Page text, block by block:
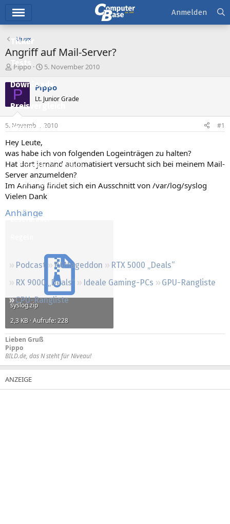
Ticker
Tests
Downloads
Preisvergleich
Forum
Aktuelles
Empfohlene Inhalte
Neue Beiträge
Neueste Aktivitäten
Leserartikel
Podcast RAMageddon
RTX 5000 „Deals“
RX 9000 „Deals“
Ideale Gaming-PCs
GPU-Rangliste
CPU-Rangliste
Anmelden
Linux
Angriff auf Mail-Server?
E
s
e
l
e
r
Pippo
E
s
t
e
l
t
m
5. November 2010
P Pippo
Lt. Junior Grade
5. November 2010 #1
Hey Leute,
was habe ich von folgenden Logeinträgen zu halten?
Hat dort jemand automatisiert versucht sich bei meinem Mail-
Server anzumelden?
Im Anhang findet sich ein Ausschnitt von /var/log/syslog
Vielen Dank
Anhänge
syslog.zip
2,3 KB · Aufrufe: 228
Lieben Gruß
Pippo
BILD.de, das N steht für Niveau!